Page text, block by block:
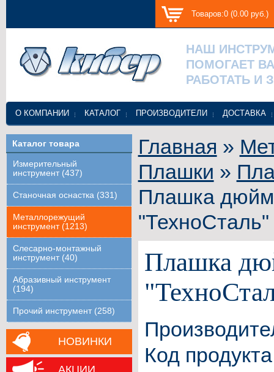
Товаров:0 (0.00 руб.)
НАШ
ПОМОГАЕТ
РАБОТАТЬ И
О КОМПАНИИ КАТАЛОГ ПРОИЗВОДИТЕЛИ ДОСТАВКА
Каталог товара
Измерительный
инструмент (437)
Станочная оснастка (331)
Металлорежущий
инструмент (1213)
Слесарно-монтажный
инструмент (40)
Абразивный инструмент
(194)
Прочий инструмент (258)
НОВИНКИ
АКЦИИ
Главная »
Плашки »
Плашка
"ТехноСталь"
Плашка
Код